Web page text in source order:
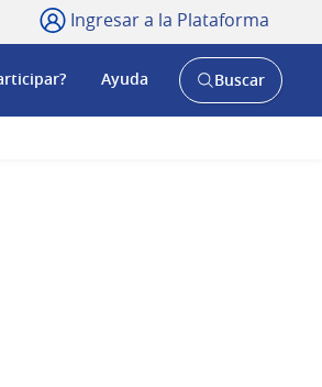
Ingresar a la Plataforma
Ayuda
AbrirBuscar